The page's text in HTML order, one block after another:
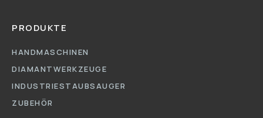
PRODUKTE
HANDMASCHINEN
DIAMANTWERKZEUGE
INDUSTRIESTAUBSAUGER
ZUBEHÖR